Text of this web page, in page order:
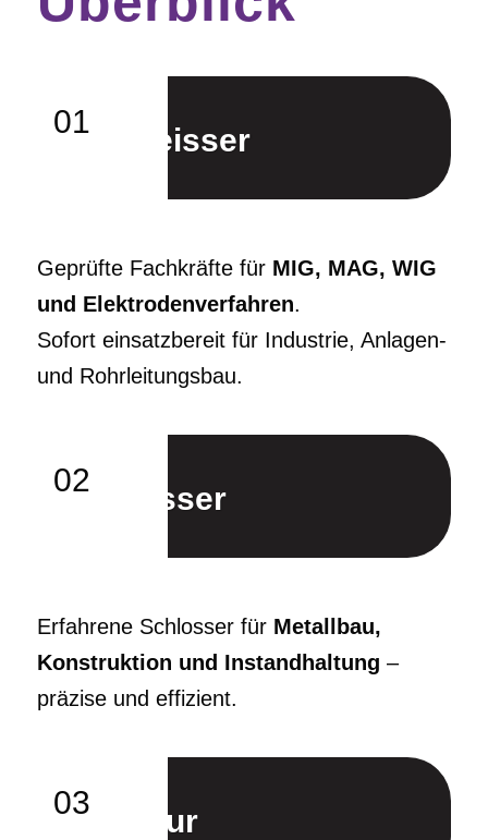
01
Schweisser
Geprüfte Fachkräfte für MIG, MAG, WIG
und Elektrodenverfahren.
Sofort einsatzbereit für Industrie, Anlagen-
und Rohrleitungsbau.
02
Schlosser
Erfahrene Schlosser für Metallbau,
Konstruktion und Instandhaltung –
präzise und effizient.
03
Monteur